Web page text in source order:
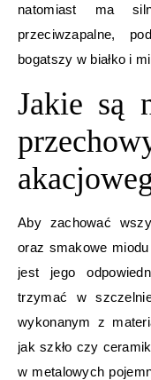
natomiast ma
przeciwzapalne,
bogatszy w białko i
Jakie są
Aby zachować
oraz smakowe
jest jego
trzymać w
wykonanym z
jak szkło czy
w metalowych